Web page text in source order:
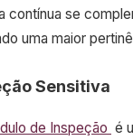
contínua se
uma maior
Sensitiva
de Inspeção é